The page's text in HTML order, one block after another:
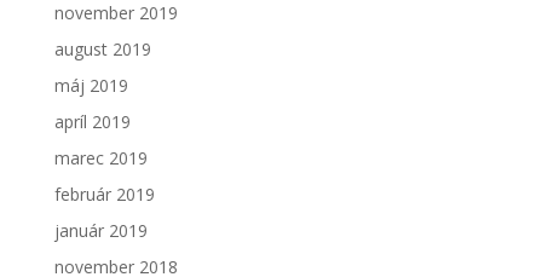
november 2019
august 2019
máj 2019
apríl 2019
marec 2019
február 2019
január 2019
november 2018